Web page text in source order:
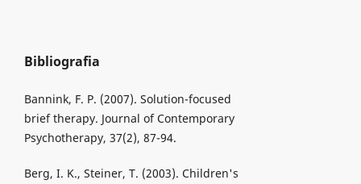
Bibliografia
Bannink, F. P. (2007). Solution-focused
brief therapy. Journal of Contemporary
Psychotherapy, 37(2), 87-94.
Berg, I. K., Steiner, T. (2003). Children's